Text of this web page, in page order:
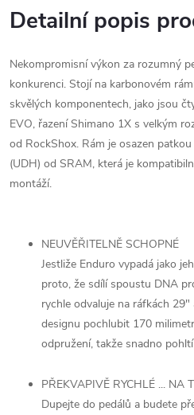
Detailní popis
Nekompromisní výkon za rozumný
konkurenci. Stojí na karbonovém
skvělých komponentech, jako jsou
EVO, řazení Shimano 1X s velkým
od RockShox. Rám je osazen
(UDH) od SRAM, která je
montáží.
NEUVĚŘITELNĚ SCHOPNÉ
Jestliže Enduro vypadá jako
proto, že sdílí spoustu DNA
rychle odvaluje na ráfkách
designu pochlubit 170
odpružení, takže snadno
PŘEKVAPIVĚ RYCHLÉ ... NA
Dupejte do pedálů a budete